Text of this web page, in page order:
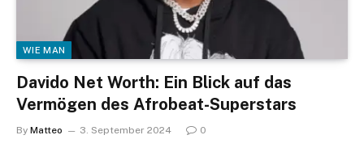
WIE MAN
Davido Net Worth: Ein Blick auf das
Vermögen des Afrobeat-Superstars
By Matteo 3. September 2024 0